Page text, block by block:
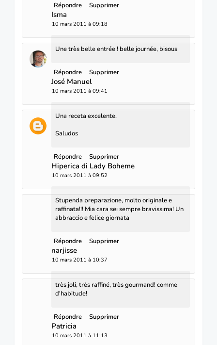
Répondre Supprimer
Isma
10 mars 2011 à 09:18
Une très belle entrée ! belle journée, bisous
Répondre Supprimer
José Manuel
10 mars 2011 à 09:41
Una receta excelente.
Saludos
Répondre Supprimer
Hiperica di Lady Boheme
10 mars 2011 à 09:52
Stupenda preparazione, molto originale e
raffinata!!! Mia cara sei sempre bravissima! Un
abbraccio e felice giornata
Répondre Supprimer
narjisse
10 mars 2011 à 10:37
très joli, très raffiné, très gourmand! comme
d'habitude!
Répondre Supprimer
Patricia
10 mars 2011 à 11:13